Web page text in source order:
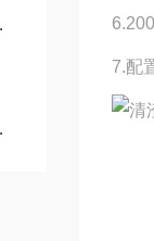
7.配